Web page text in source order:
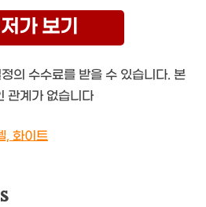
가 보기
의 수수료를 받을 수 있습니다. 본
관계가 없습니다
, 화이트